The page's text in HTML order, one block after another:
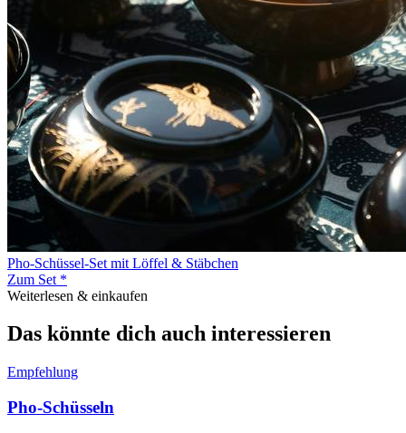
Pho-Schüssel-Set mit Löffel & Stäbchen
Zum Set *
Weiterlesen & einkaufen
Das könnte dich auch interessieren
Empfehlung
Pho-Schüsseln